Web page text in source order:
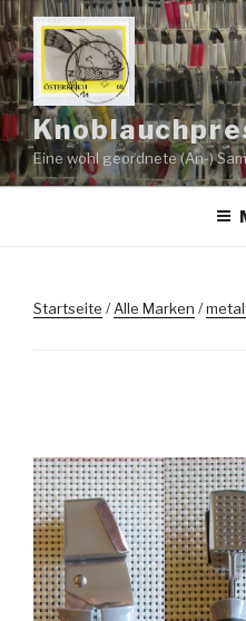
Zum
Inhalt
springen
Eine wohl geordnete (An-)
Startseite /Alle Marken /